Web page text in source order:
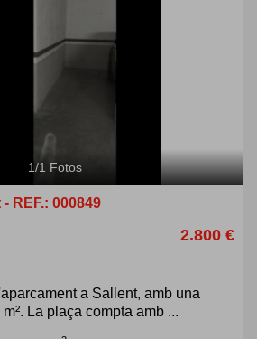
1/1 Fotos
REF.: 000849
2.800 €
a Sallent, amb una
La plaça compta amb ...